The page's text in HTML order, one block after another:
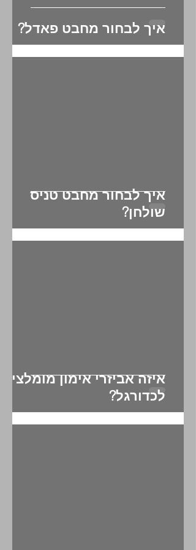
איך לבחור מחבט פאדל?
איך לבחור מחבט טניס
שולחן?
איזה אביזרי אימון מומלצים
לכדורגל?